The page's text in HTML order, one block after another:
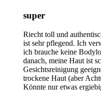
super
Riecht toll und
ist sehr pflegend. Ich
ich brauche keine
danach, meine Haut ist
Gesichtsreinigung
trockene Haut (aber
Könnte nur etwas